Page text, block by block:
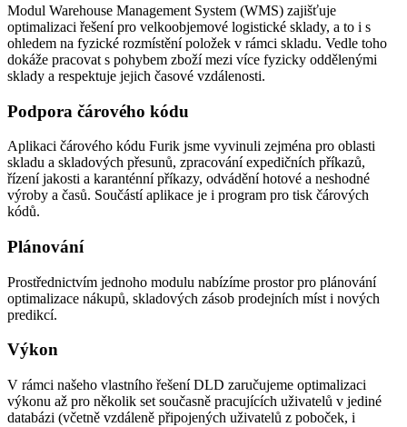
Modul Warehouse Management System (WMS) zajišťuje
optimalizaci řešení pro velkoobjemové logistické sklady, a to i s
ohledem na fyzické rozmístění položek v rámci skladu. Vedle toho
dokáže pracovat s pohybem zboží mezi více fyzicky oddělenými
sklady a respektuje jejich časové vzdálenosti.
Podpora čárového kódu
Aplikaci čárového kódu Furik jsme vyvinuli zejména pro oblasti
skladu a skladových přesunů, zpracování expedičních příkazů,
řízení jakosti a karanténní příkazy, odvádění hotové a neshodné
výroby a časů. Součástí aplikace je i program pro tisk čárových
kódů.
Plánování
Prostřednictvím jednoho modulu nabízíme prostor pro plánování
optimalizace nákupů, skladových zásob prodejních míst i nových
predikcí.
Výkon
V rámci našeho vlastního řešení DLD zaručujeme optimalizaci
výkonu až pro několik set současně pracujících uživatelů v jediné
databázi (včetně vzdáleně připojených uživatelů z poboček, i